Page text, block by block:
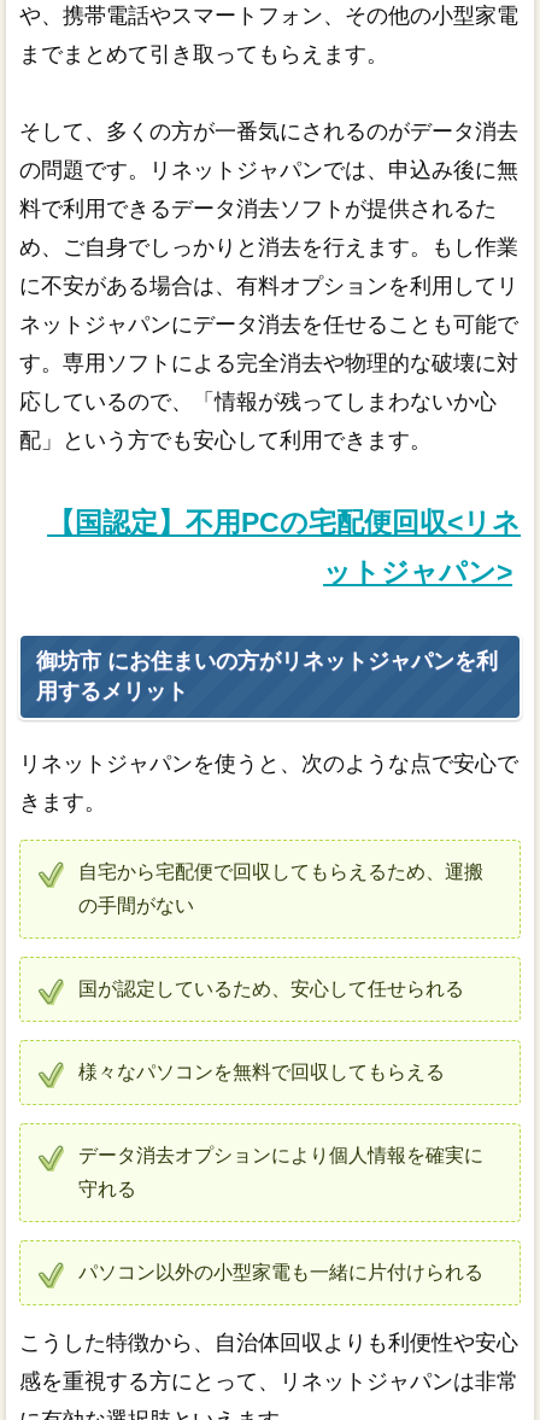
や、携帯電話やスマートフォン、その他の小型家電
までまとめて引き取ってもらえます。
そして、多くの方が一番気にされるのがデータ消去
の問題です。リネットジャパンでは、申込み後に無
料で利用できるデータ消去ソフトが提供されるた
め、ご自身でしっかりと消去を行えます。もし作業
に不安がある場合は、有料オプションを利用してリ
ネットジャパンにデータ消去を任せることも可能で
す。専用ソフトによる完全消去や物理的な破壊に対
応しているので、「情報が残ってしまわないか心
配」という方でも安心して利用できます。
【国認定】不用PCの宅配便回収<リネ
ットジャパン>
御坊市 にお住まいの方がリネットジャパンを利
用するメリット
リネットジャパンを使うと、次のような点で安心で
きます。
自宅から宅配便で回収してもらえるため、運搬
の手間がない
国が認定しているため、安心して任せられる
様々なパソコンを無料で回収してもらえる
データ消去オプションにより個人情報を確実に
守れる
パソコン以外の小型家電も一緒に片付けられる
こうした特徴から、自治体回収よりも利便性や安心
感を重視する方にとって、リネットジャパンは非常